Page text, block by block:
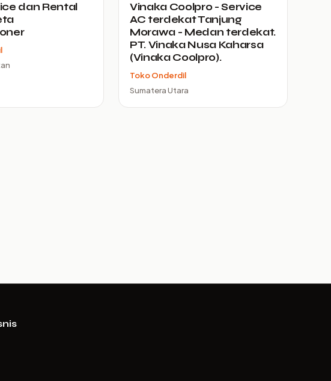
dan Rental
Vinaka Coolpro - Service
AC terdekat Tanjung
Morawa - Medan terdekat.
PT. Vinaka Nusa Kaharsa
(Vinaka Coolpro).
Toko Onderdil
Sumatera Utara